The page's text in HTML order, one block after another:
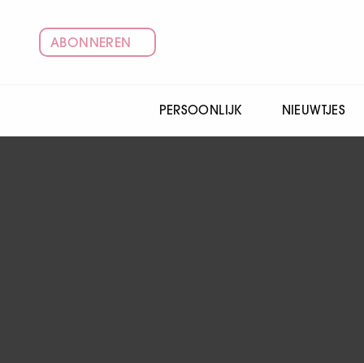
ABONNEREN
PERSOONLIJK NIEUWTJES